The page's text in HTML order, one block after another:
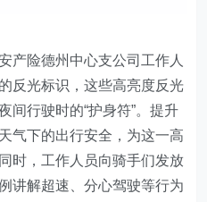
产险德州中心支公司工作人
反光标识，这些高亮度反光
间行驶时的“护身符”。提升
气下的出行安全，为这一高
时，工作人员向骑手们发放
讲解超速、分心驾驶等行为